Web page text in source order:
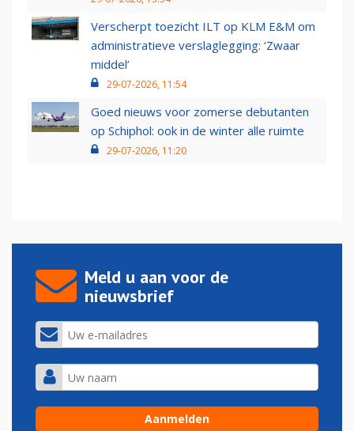
Verscherpt toezicht ILT op KLM E&M om
administratieve verslaglegging: ‘Zwaar
middel’
29-07-2026, 11:54
Goed nieuws voor zomerse debutanten
op Schiphol: ook in de winter alle ruimte
29-07-2026, 11:20
Meld u aan voor de
nieuwsbrief